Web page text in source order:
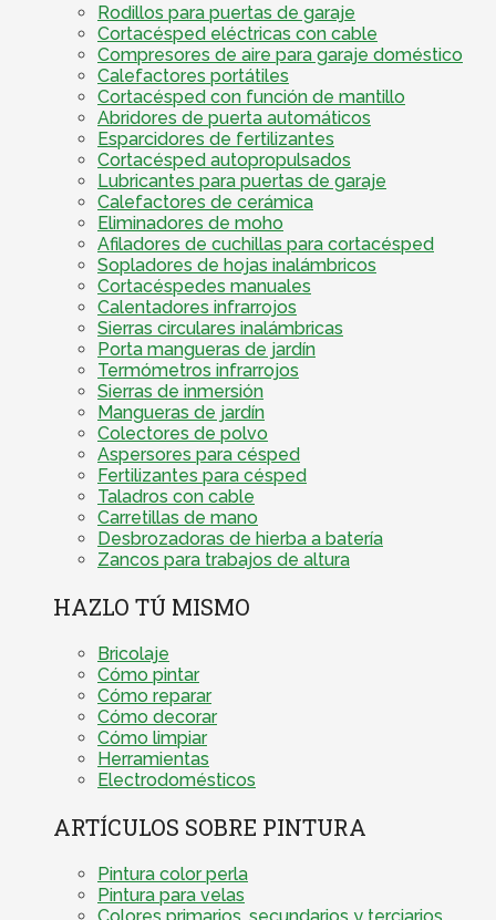
Rodillos para puertas de garaje
Cortacésped eléctricas con cable
Compresores de aire para garaje doméstico
Calefactores portátiles
Cortacésped con función de mantillo
Abridores de puerta automáticos
Esparcidores de fertilizantes
Cortacésped autopropulsados
Lubricantes para puertas de garaje
Calefactores de cerámica
Eliminadores de moho
Afiladores de cuchillas para cortacésped
Sopladores de hojas inalámbricos
Cortacéspedes manuales
Calentadores infrarrojos
Sierras circulares inalámbricas
Porta mangueras de jardín
Termómetros infrarrojos
Sierras de inmersión
Mangueras de jardín
Colectores de polvo
Aspersores para césped
Fertilizantes para césped
Taladros con cable
Carretillas de mano
Desbrozadoras de hierba a batería
Zancos para trabajos de altura
HAZLO TÚ MISMO
Bricolaje
Cómo pintar
Cómo reparar
Cómo decorar
Cómo limpiar
Herramientas
Electrodomésticos
ARTÍCULOS SOBRE PINTURA
Pintura color perla
Pintura para velas
Colores primarios, secundarios y terciarios